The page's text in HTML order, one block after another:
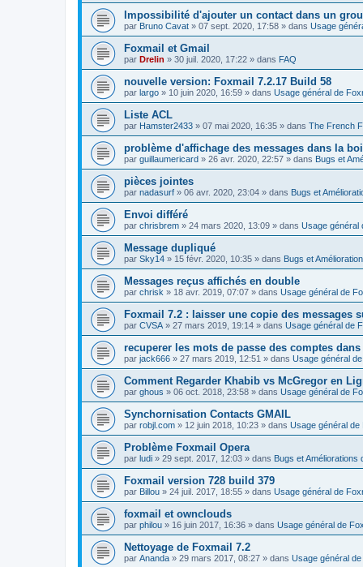
Impossibilité d'ajouter un contact dans un
par Bruno Cavat » 07 sept. 2020, 17:58 » dans Usage
Foxmail et Gmail
par Drelin » 30 juil. 2020, 17:22 » dans FAQ
nouvelle version: Foxmail 7.2.17 Build 58
par largo » 10 juin 2020, 16:59 » dans Usage général de
Liste ACL
par Hamster2433 » 07 mai 2020, 16:35 » dans The French
problème d'affichage des messages dans la
par guillaumericard » 26 avr. 2020, 22:57 » dans Bugs et
pièces jointes
par nadasurf » 06 avr. 2020, 23:04 » dans Bugs et
Envoi différé
par chrisbrem » 24 mars 2020, 13:09 » dans Usage général
Message dupliqué
par Sky14 » 15 févr. 2020, 10:35 » dans Bugs et
Messages reçus affichés en double
par chrisk » 18 avr. 2019, 07:07 » dans Usage général de
Foxmail 7.2 : laisser une copie des messages
par CVSA » 27 mars 2019, 19:14 » dans Usage général de
recuperer les mots de passe des comptes
par jack666 » 27 mars 2019, 12:51 » dans Usage général
Comment Regarder Khabib vs McGregor en
par ghous » 06 oct. 2018, 23:58 » dans Usage général de
Synchornisation Contacts GMAIL
par robjl.com » 12 juin 2018, 10:23 » dans Usage général de
Problème Foxmail Opera
par ludi » 29 sept. 2017, 12:03 » dans Bugs et Améliorations
Foxmail version 728 build 379
par Billou » 24 juil. 2017, 18:55 » dans Usage général de
foxmail et ownclouds
par philou » 16 juin 2017, 16:36 » dans Usage général de
Nettoyage de Foxmail 7.2
par Ananda » 29 mars 2017, 08:27 » dans Usage général